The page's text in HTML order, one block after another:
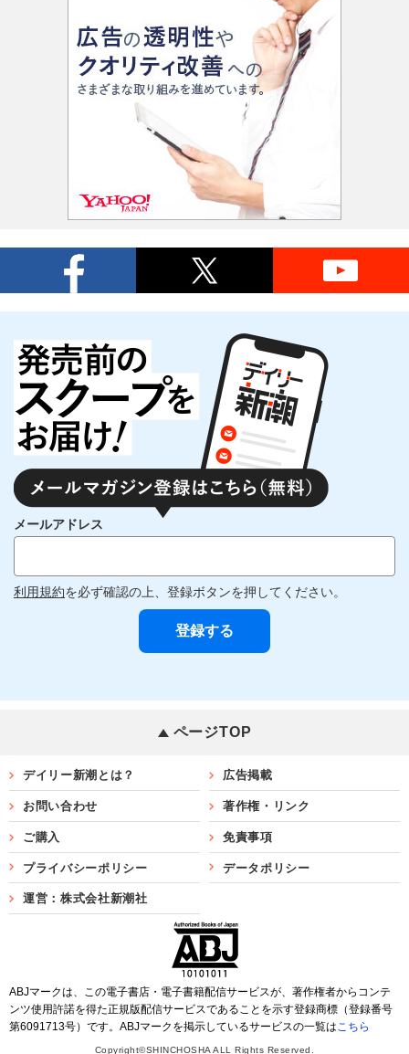
メールアドレス
利用規約を必ず確認の上、登録ボタンを押してください。
ページTOP
デイリー新潮とは？ 広告掲載
お問い合わせ 著作権・リンク
ご購入 免責事項
プライバシーポリシー データポリシー
運営：株式会社新潮社
ABJマークは、この電子書店・電子書籍配信サービスが、著作権者からコンテ
ンツ使用許諾を得た正規版配信サービスであることを示す登録商標（登録番号
第6091713号）です。ABJマークを掲示しているサービスの一覧はこちら
Copyright©SHINCHOSHA ALL Rights Reserved.